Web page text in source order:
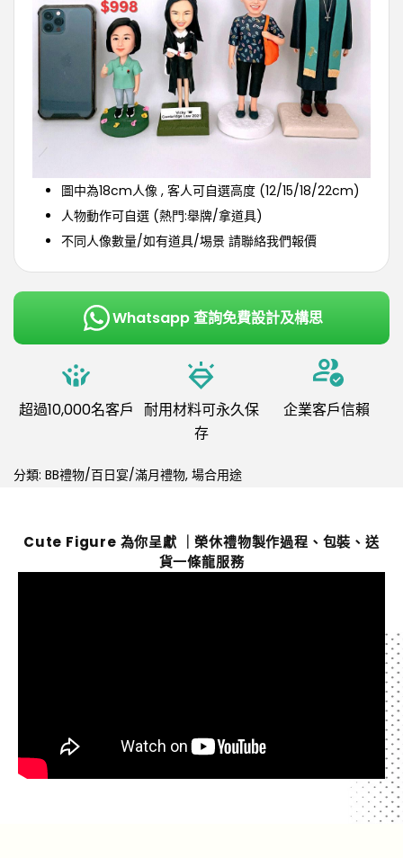
圖中為18cm人像 , 客人可自選高度 (12/15/18/22cm)
人物動作可自選 (熱門:舉牌/拿道具)
不同人像數量/如有道具/埸景 請聯絡我們報價
Whatsapp 查詢免費設計及構思
超過10,000名客戶 耐用材料可永久保
存
企業客戶信賴
分類: BB禮物/百日宴/滿月禮物, 場合用途
Cute Figure 為你呈獻 ｜榮休禮物製作過程、包裝、送
貨一條龍服務